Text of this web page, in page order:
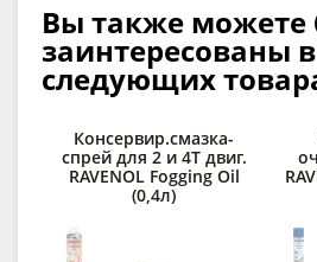
Вы также можете
заинтересованы в
следующих
Консервир.смазка-
спрей для 2 и 4Т двиг.
RAVENOL Fogging Oil
(0,4л)